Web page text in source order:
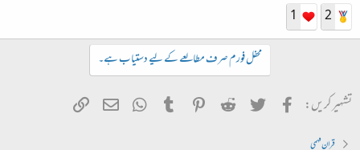
2
1
محفل فورم صرف مطالعے کے لیے دستیاب ہے۔
تشہیر کریں: Facebook
Twitter
Reddit
Pinterest
Tumblr
WhatsApp
ای میل
قران فہمی